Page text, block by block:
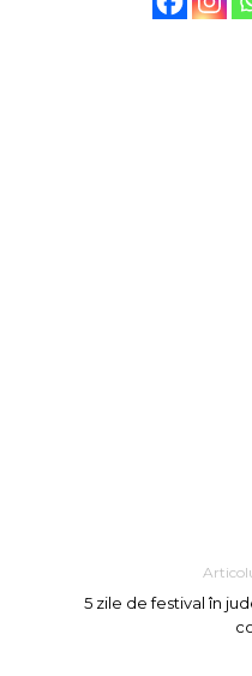
5 zile de festival în